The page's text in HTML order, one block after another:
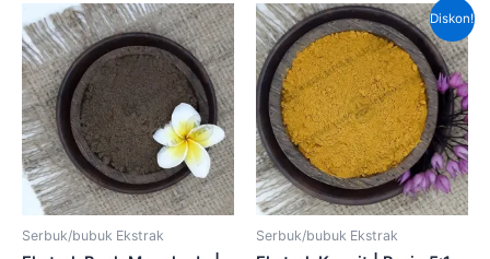
Serbuk/bubuk Ekstrak
Diskon!
Serbuk/bubuk Ekstrak
Harga
aslinya
adalah:
Rp300,000.00.
saat
ini